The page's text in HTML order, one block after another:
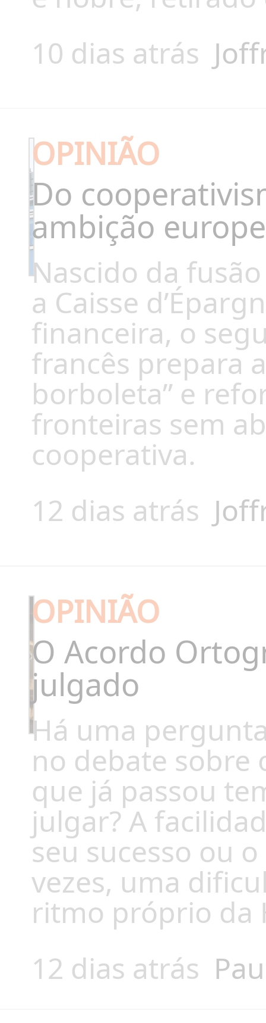
10 dias atrás
OPINIÃO
Do
ambição
Nascido da
a Caisse
financeira, o
francês prepara
borboleta” e
fronteiras sem
cooperativa.
12 dias atrás
OPINIÃO
O Acordo
julgado
Há uma
no debate sobre
que já passou
julgar? A
seu sucesso ou
vezes, uma
ritmo próprio da
12 dias atrás